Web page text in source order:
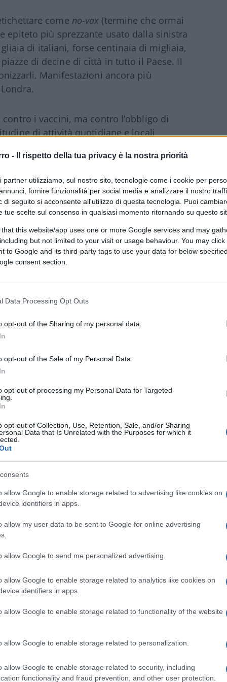
- Il rispetto della tua privacy è la nostra priorità
partner utilizziamo, sul nostro sito, tecnologie come i cookie per
fornire funzionalità per social media e analizzare il nostro
di seguito si acconsente all'utilizzo di questa tecnologia. Puoi
tue scelte sul consenso in qualsiasi momento ritornando su questo
that this website/app uses one or more Google services and may
but not limited to your visit or usage behaviour. You may
to Google and its third-party tags to use your data for below
consent section.
Data Processing Opt Outs
opt-out of the Sharing of my personal data.
opt-out of the Sale of my Personal Data.
opt-out of processing my Personal Data for Targeted
opt-out of Collection, Use, Retention, Sale, and/or Sharing
Data that Is Unrelated with the Purposes for which it
allow Google to enable storage related to advertising like cookies on
identifiers in apps.
allow my user data to be sent to Google for online advertising
allow Google to send me personalized advertising.
allow Google to enable storage related to analytics like cookies on
identifiers in apps.
allow Google to enable storage related to functionality of the website
allow Google to enable storage related to personalization.
allow Google to enable storage related to security, including
functionality and fraud prevention, and other user protection.
come no-vax (termine che ormai
epiteto più sprezzante usato dalla sinistra
di italiani, forse centinaia di migliaia,
di decine di città in tutto il Paese. Il
Manifestazioni ancora più
i vaccini, ma contro l’obbligo di
di attività quotidiane e locali
meno, è cosa molto diversa dai
vaccino.
che insistono a bollare comeno-vax
e le restrizioni, per la libertà,
e di provocare nuove chiusure, è una
pro-Ddl Zan non rischiavano di far
così estensivo, e invasivo, del
Il controsenso giuridico è
via diretta e costituzionale (articolo 32)
di chi non si è sottoposto ad un
e per il quale non ci sono ancora
quali i vaccini sono autorizzati ma il
verso i primi. E ormai il solco è
obbligatorio per prendere un treno,
Un tremendo dilemma per tanti
che, come vedremo tra breve, non
di pandemia è stata perseguita con
dal governo Conte che dal governo
che lega la comunicazione
ritardi della gestione pubblica prima
poi i giovani della